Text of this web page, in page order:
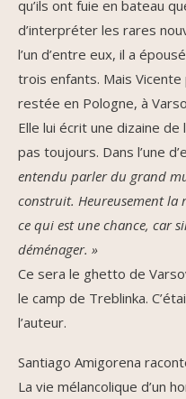
qu’ils ont fuie en bateau
d’interpréter les rares
l’un d’entre eux, il a
trois enfants. Mais
restée en Pologne, à
Elle lui écrit une dizaine
pas toujours. Dans l’une
entendu parler du grand
construit. Heureusement la
ce qui est une chance, car
déménager. »
Ce sera le ghetto de
le camp de Treblinka.
l’auteur.
Santiago Amigorena
La vie mélancolique d’un